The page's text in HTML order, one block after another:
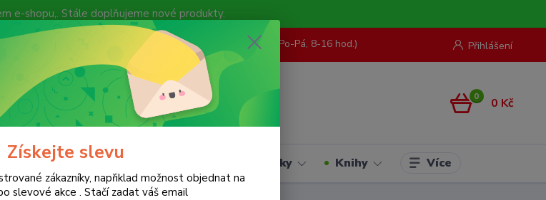
e-shopu,. Stále doplňujeme nové produkty.
Přihlášení
Hledat
Nevíte si rady? Zavolejte. + 420 773 967 062 (Po-Pá, 8-16 hod.)
0 0 Kč
Dětské Dámské Hračky Knihy Více
Získejte slevu
zákazníky, napřiklad možnost objednat na
slevové akce . Stačí zadat váš email